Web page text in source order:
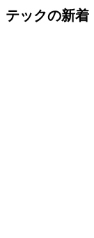
テックの新着